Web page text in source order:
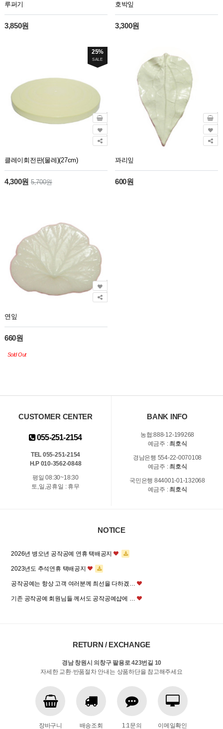
루퍼기
3,850원
호박잎
3,300원
25%
SALE
클레이회전판(물레)(27cm)
4,300원 5,700원
꽈리잎
600원
연잎
660원
Sold Out
CUSTOMER CENTER
055-251-2154
TEL 055-251-2154
H.P 010-3562-0848
평일 08:30~18:30
토,일,공휴일 : 휴무
BANK INFO
농협:888-12-199268
예금주 : 최호식
경남은행 554-22-0070108
예금주 : 최호식
국민은행 844001-01-132068
예금주 : 최호식
NOTICE
2026년 병오년 공작공예 연휴 택배공지
2023년도 추석연휴 택배공지
공작공예는 항상 고객 여러분께 최선을 다하겠…
기존 공작공예 회원님들 께서도 공작공예샵에 …
RETURN / EXCHANGE
경남 창원시 의창구 팔용로 423번길 10
자세한 교환·반품절차 안내는 상품하단을 참고해주세요
장바구니 배송조회 1:1문의 이메일확인